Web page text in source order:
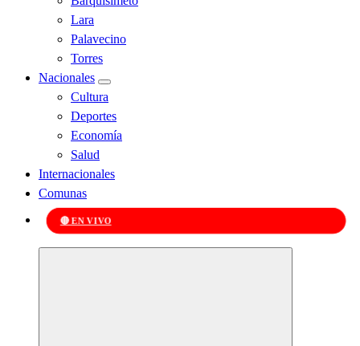
Lara
Palavecino
Torres
Nacionales
Cultura
Deportes
Economía
Salud
Internacionales
Comunas
🔴 EN VIVO